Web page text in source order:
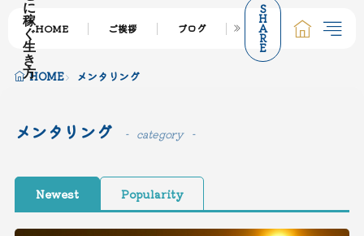
に
稼
ぐ
生
き
方
HOME ご挨拶 ブログ サービス一覧
S
H
A
R
E
HOME
メンタリング
メンタリング category
Newest Popularity